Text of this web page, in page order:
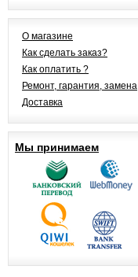
О магазине
Как сделать заказ?
Как оплатить ?
Ремонт, гарантия, замена
Доставка
Мы принимаем